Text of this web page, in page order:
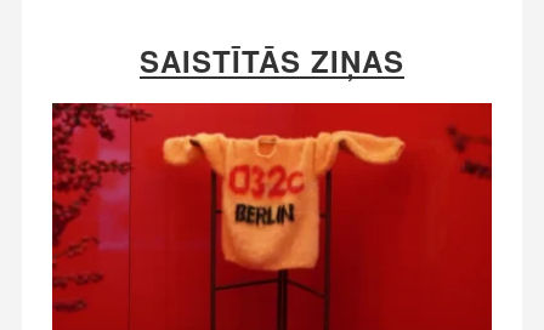
SAISTĪTĀS ZIŅAS